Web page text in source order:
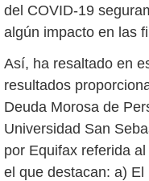
del COVID-19
algún impacto en las
Así, ha resaltado en
resultados
Deuda Morosa de
Universidad San
por Equifax referida
el que destacan: a)